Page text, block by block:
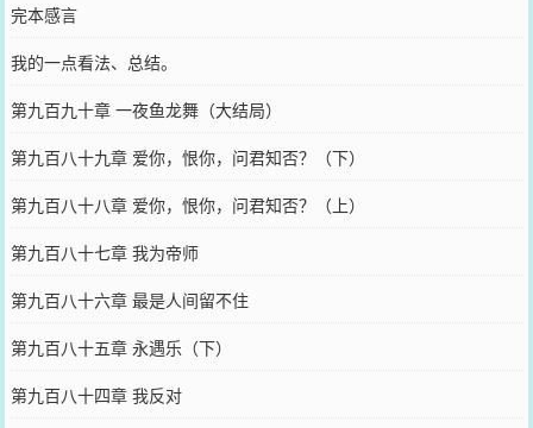
完本感言
我的一点看法、总结。
第九百九十章 一夜鱼龙舞（大结局）
第九百八十九章 爱你，恨你，问君知否？（下）
第九百八十八章 爱你，恨你，问君知否？（上）
第九百八十七章 我为帝师
第九百八十六章 最是人间留不住
第九百八十五章 永遇乐（下）
第九百八十四章 我反对